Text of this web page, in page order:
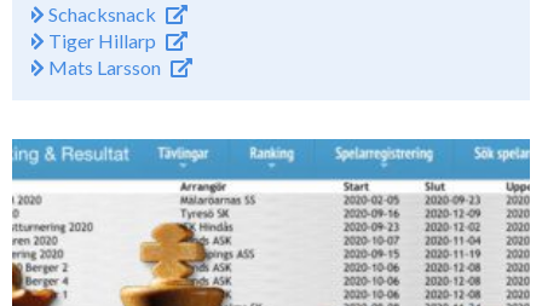
Schacksnack
Tiger Hillarp
Mats Larsson